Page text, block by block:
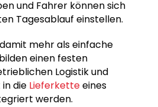
und Fahrer können sich
Tagesablauf einstellen.
mehr als einfache
einen festen
Logistik und
die Lieferketteeines
werden.